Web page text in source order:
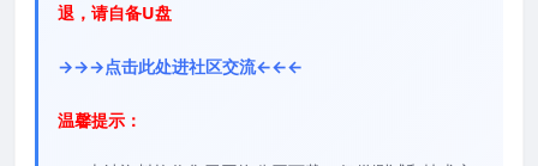
退，请自备U盘
→→→点击此处进社区交流←←←
温馨提示：